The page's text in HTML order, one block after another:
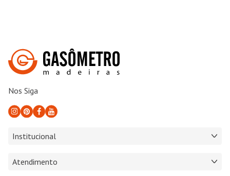
Nos Siga
Institucional
Atendimento